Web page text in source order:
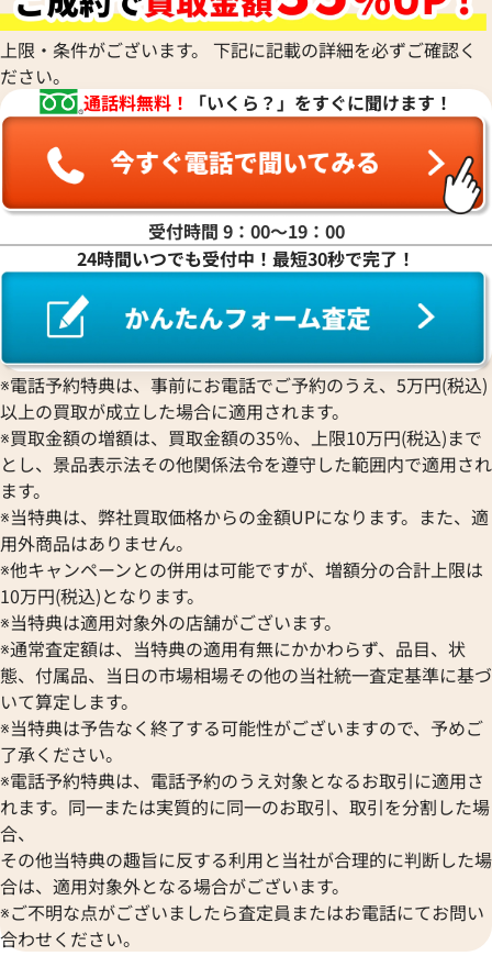
72,000円
2026年3月17日時点
70,000円
2025年12月3日時
グッチ ソーホー ショルダーバッグ レザー
参考買取価格
70,000 円
2026年5月3日時点
グッチ ソーホー
参考買取価格
69,000円
2026年2月3日時点
グッチ ソーホー ハンドバッグ キャンバス
レザー
参考買取価格
67,000 円
2026年4月3日時点
グッチ ソーホー
参考買取価格
2026年5月3日時点
上限・条件がございます。 下記に記載の詳細を必ずご確認く
ださい。
通話料無料！
「いくら？」をすぐに聞けます！
受付時間 9：00〜19：00
24時間いつでも受付中！最短30秒で完了！
※電話予約特典は、事前にお電話でご予約のうえ、5万円(税込)
以上の買取が成立した場合に適用されます。
※買取金額の増額は、買取金額の35％、上限10万円(税込)まで
とし、景品表示法その他関係法令を遵守した範囲内で適用され
ます。
※当特典は、弊社買取価格からの金額UPになります。また、適
用外商品はありません。
※他キャンペーンとの併用は可能ですが、増額分の合計上限は
10万円(税込)となります。
※当特典は適用対象外の店舗がございます。
※通常査定額は、当特典の適用有無にかかわらず、品目、状
態、付属品、当日の市場相場その他の当社統一査定基準に基づ
いて算定します。
※当特典は予告なく終了する可能性がございますので、予めご
了承ください。
※電話予約特典は、電話予約のうえ対象となるお取引に適用さ
れます。同一または実質的に同一のお取引、取引を分割した場
合、
その他当特典の趣旨に反する利用と当社が合理的に判断した場
合は、適用対象外となる場合がございます。
※ご不明な点がございましたら査定員またはお電話にてお問い
合わせください。